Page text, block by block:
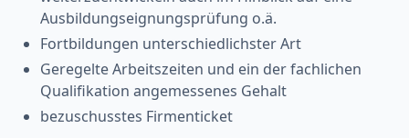
Ausbildungseignungsprüfung o.ä.
Fortbildungen unterschiedlichster Art
Geregelte Arbeitszeiten und ein der fachlichen
Qualifikation angemessenes Gehalt
bezuschusstes Firmenticket